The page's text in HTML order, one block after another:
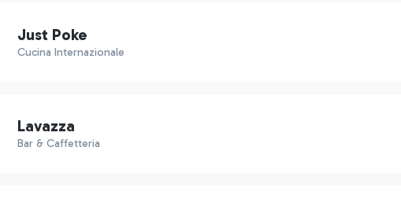
Just Poke
Cucina Internazionale
Lavazza
Bar & Caffetteria